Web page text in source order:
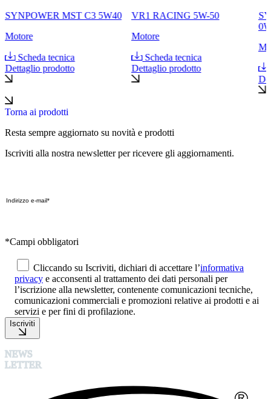
SYNPOWER MST C3 5W40
Motore
Scheda tecnica
Dettaglio prodotto
VR1 RACING 5W-50
Motore
Scheda tecnica
Dettaglio prodotto
Torna ai prodotti
Resta sempre aggiornato su novità e prodotti
Iscriviti alla nostra newsletter per ricevere gli aggiornamenti.
*Campi obbligatori
Cliccando su Iscriviti, dichiari di accettare l’informativa
privacy e acconsenti al trattamento dei dati personali per
l’iscrizione alla newsletter, contenente comunicazioni tecniche,
comunicazioni commerciali e promozioni relative ai prodotti e ai
servizi e per fini di profilazione.
Iscriviti
NEWS
LETTER